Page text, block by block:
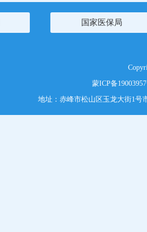
国家医保局
蒙ICP备
地址：赤峰市松山区玉龙大街1号